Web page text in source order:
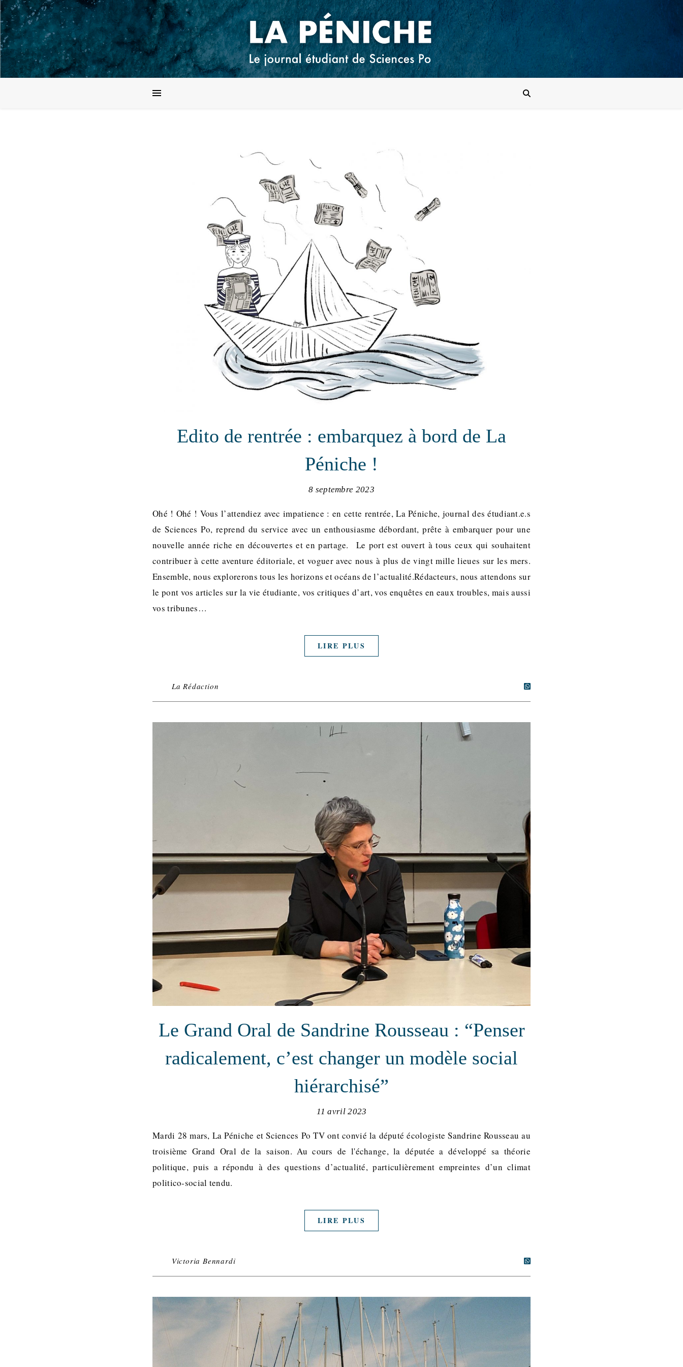
Edito de rentrée : embarquez à bord de La
Péniche !
8 septembre 2023
Ohé ! Ohé ! Vous l’attendiez avec impatience : en cette rentrée, La Péniche, journal des étudiant.e.s
de Sciences Po, reprend du service avec un enthousiasme débordant, prête à embarquer pour une
nouvelle année riche en découvertes et en partage. Le port est ouvert à tous ceux qui souhaitent
contribuer à cette aventure éditoriale, et voguer avec nous à plus de vingt mille lieues sur les mers.
Ensemble, nous explorerons tous les horizons et océans de l’actualité.Rédacteurs, nous attendons sur
le pont vos articles sur la vie étudiante, vos critiques d’art, vos enquêtes en eaux troubles, mais aussi
vos tribunes…
LIRE PLUS
La Rédaction
Le Grand Oral de Sandrine Rousseau : “Penser
radicalement, c’est changer un modèle social
hiérarchisé”
11 avril 2023
Mardi 28 mars, La Péniche et Sciences Po TV ont convié la député écologiste Sandrine Rousseau au
troisième Grand Oral de la saison. Au cours de l'échange, la députée a développé sa théorie
politique, puis a répondu à des questions d’actualité, particulièrement empreintes d’un climat
politico-social tendu.
LIRE PLUS
Victoria Bennardi